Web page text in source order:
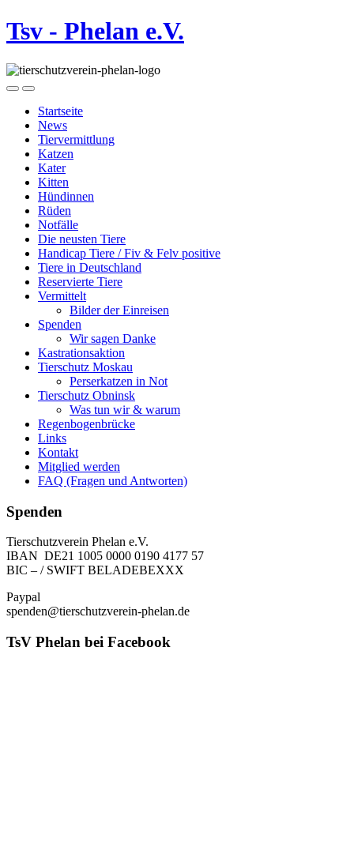
Tsv - Phelan e.V.
Startseite
News
Tiervermittlung
Katzen
Kater
Kitten
Hündinnen
Rüden
Notfälle
Die neusten Tiere
Handicap Tiere / Fiv & Felv positive
Tiere in Deutschland
Reservierte Tiere
Vermittelt
Bilder der Einreisen
Spenden
Wir sagen Danke
Kastrationsaktion
Tierschutz Moskau
Perserkatzen in Not
Tierschutz Obninsk
Was tun wir & warum
Regenbogenbrücke
Links
Kontakt
Mitglied werden
FAQ (Fragen und Antworten)
Spenden
Tierschutzverein Phelan e.V.
IBAN DE21 1005 0000 0190 4177 57
BIC – / SWIFT BELADEBEXXX
Paypal
spenden@tierschutzverein-phelan.de
TsV Phelan bei Facebook